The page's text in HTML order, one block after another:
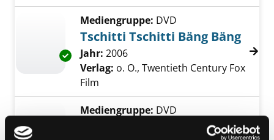
Exemplar-Details von Tschitti Tschitti Bäng
Mediengruppe: DVD
Tschitti Tschitti Bäng Bäng
Suche nach diesem Verfasser
Jahr: 2006
Verlag: o. O., Twentieth Century Fox
Film
Mediengruppe: DVD